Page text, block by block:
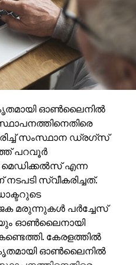
ഓണ്‍ലൈനില്‍
സംസ്ഥാന ഡ്രഗ്‌സ്
പറവൂര്‍
മെഡിക്കല്‍സ് എന്ന
സ്വീകരിച്ചത്.
മരുന്നുകള്‍ പര്‍ച്ചേസ്
ഓണ്‍ലൈനായി
കേരളത്തില്‍
ഓണ്‍ലൈനില്‍